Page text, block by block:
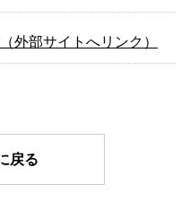
外部サイトへリンク）
戻る